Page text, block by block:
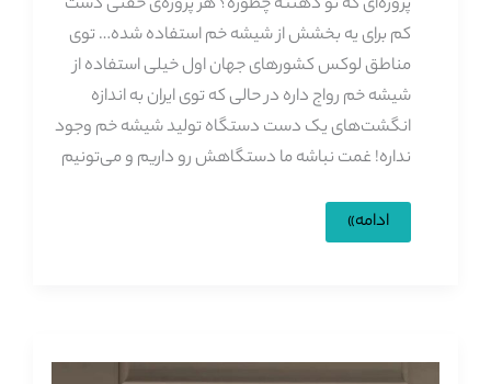
کم برای یه بخشش از شیشه خم استفاده شده… توی
مناطق لوکس کشورهای جهان اول خیلی استفاده از
شیشه خم رواج داره در حالی که توی ایران به اندازه
انگشت‌های یک دست دستگاه تولید شیشه خم وجود
نداره! غمت نباشه ما دستگاهش رو داریم و می‌تونیم
شیشه
خم
ادامه»